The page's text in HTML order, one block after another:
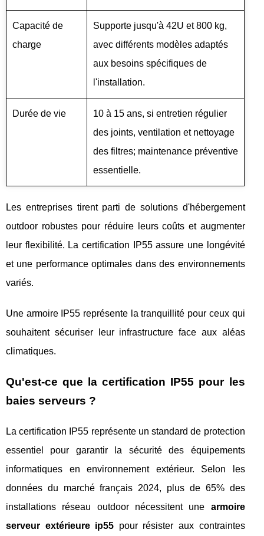
Capacité de
charge
Supporte jusqu'à 42U et 800 kg,
avec différents modèles adaptés
aux besoins spécifiques de
l'installation.
Durée de vie
10 à 15 ans, si entretien régulier
des joints, ventilation et nettoyage
des filtres; maintenance préventive
essentielle.
Les entreprises tirent parti de solutions d'hébergement
outdoor robustes pour réduire leurs coûts et augmenter
leur flexibilité. La certification IP55 assure une longévité
et une performance optimales dans des environnements
variés.
Une armoire IP55 représente la tranquillité pour ceux qui
souhaitent sécuriser leur infrastructure face aux aléas
climatiques.
Qu'est-ce que la certification IP55 pour les
baies serveurs ?
La certification IP55 représente un standard de protection
essentiel pour garantir la sécurité des équipements
informatiques en environnement extérieur. Selon les
données du marché français 2024, plus de 65% des
installations réseau outdoor nécessitent une armoire
serveur extérieure ip55 pour résister aux contraintes